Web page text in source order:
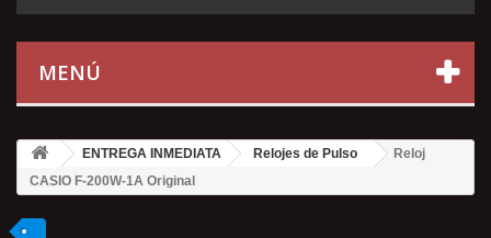
MENÚ
ENTREGA INMEDIATA Relojes de Pulso
Reloj
CASIO F-200W-1A Original